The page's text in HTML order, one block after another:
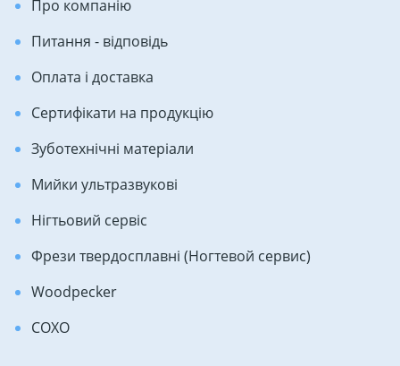
Про компанію
Питання - відповідь
Оплата і доставка
Сертифікати на продукцію
Зуботехнічні матеріали
Мийки ультразвукові
Нігтьовий сервіс
Фрези твердосплавні (Ногтевой сервис)
Woodpecker
COXO